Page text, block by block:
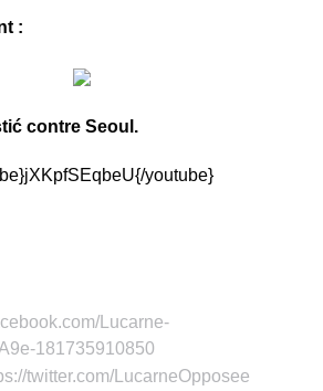
:
contre Seoul.
youtube}